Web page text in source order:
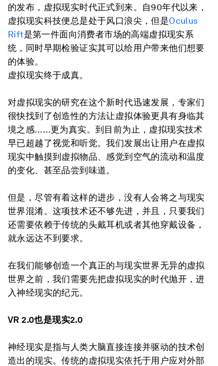
的发布，虚拟现实时代正式到来。自90年代以来，
虚拟现实科技便总是处于风口浪尖，但是Oculus
Rift是第一件面向消费者市场的高端虚拟现实系
统，同时早期检验证实其可以给用户带来他们想要
的体验。
虚拟现实终于成真。
对虚拟现实的研究在这个新时代迅速发展，专家们
很快找到了创造性的方法让虚拟体验更具有身临其
境之感……更为真实。到目前为止，虚拟现实技术
早已超越了视觉和听觉。我们发展出让用户在虚拟
现实中触摸到虚拟物品、感觉到空气的流动和温度
的变化、甚至品尝到味道。
但是，尽管有着这样的进步，没有人会将之与现实
世界混淆。这项技术还不够先进，并且，只要我们
还需要依赖于传统的头戴耳机或者其他穿戴设备，
就永远达不到要求。
在我们能够创造一个真正的与现实世界无异的虚拟
世界之前，我们需要先把虚拟现实的时代抛开，进
入神经现实的纪元。
VR 2.0也是现实2.0
神经现实是指与人类大脑直接连接并驱动的技术创
造出的现实。传统的虚拟现实依托于用户应对外部